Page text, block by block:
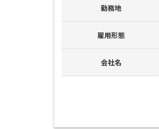
勤務地
雇用形態
会社名